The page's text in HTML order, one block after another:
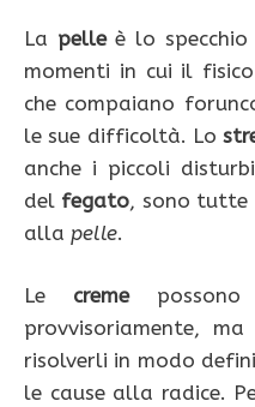
La pelleè lo specchio
momenti in cui il
che compaiano
le sue difficoltà. Lo
anche i piccoli
del fegato, sono tutte
alla pelle.
Le cremepossono
provvisoriamente,
risolverli in modo
le cause alla radice.